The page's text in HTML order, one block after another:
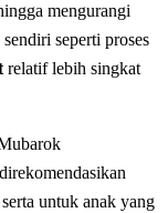
mengurangi
sendiri seperti proses
relatif lebih singkat
direkomendasikan
untuk anak yang